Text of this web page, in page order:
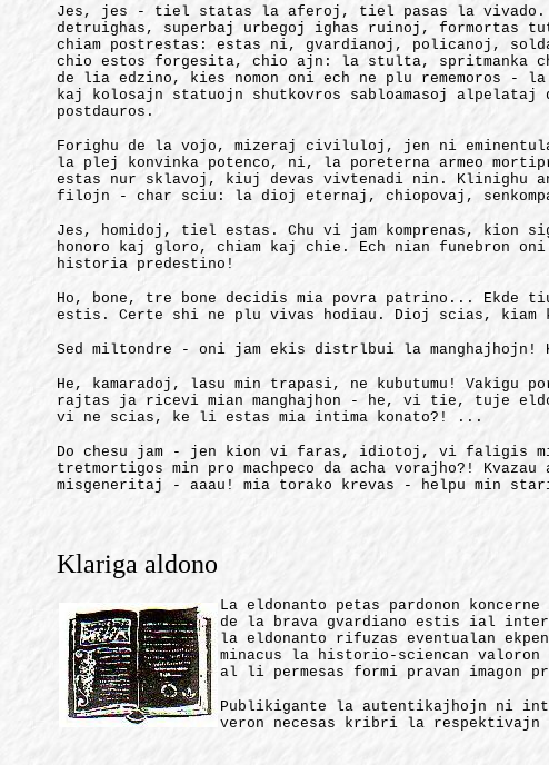
Jes, jes - tiel statas la aferoj, tiel pasas la vivado.
detruighas, superbaj urbegoj ighas ruinoj, formortas
chiam postrestas: estas ni, gvardianoj, policanoj,
chio estos forgesita, chio ajn: la stulta, spritmanka
de lia edzino, kies nomon oni ech ne plu rememoros -
kaj kolosajn statuojn shutkovros sabloamasoj
postdauros.
Forighu de la vojo, mizeraj civiluloj, jen ni
la plej konvinka potenco, ni, la poreterna armeo
estas nur sklavoj, kiuj devas vivtenadi nin. Klinighu
filojn - char sciu: la dioj eternaj, chiopovaj,
Jes, homidoj, tiel estas. Chu vi jam komprenas, kion
honoro kaj gloro, chiam kaj chie. Ech nian funebron
historia predestino!
Ho, bone, tre bone decidis mia povra patrino... Ekde
estis. Certe shi ne plu vivas hodiau. Dioj scias,
Sed miltondre - oni jam ekis distrlbui la
He, kamaradoj, lasu min trapasi, ne kubutumu! Vakigu
rajtas ja ricevi mian manghajhon - he, vi tie, tuje
vi ne scias, ke li estas mia intima konato?! ...
Do chesu jam - jen kion vi faras, idiotoj, vi faligis
tretmortigos min pro machpeco da acha vorajho?!
misgeneritaj - aaau! mia torako krevas - helpu min
Klariga aldono
La eldonanto petas pardonon
de la brava gvardiano estis ial
la eldonanto rifuzas eventualan
minacus la historio-sciencan
al li permesas formi pravan imagon
Publikigante la autentikajhojn ni
veron necesas kribri la